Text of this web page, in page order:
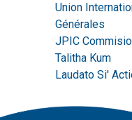
Union
Générales
JPIC
Talitha Kum
Laudato Si'